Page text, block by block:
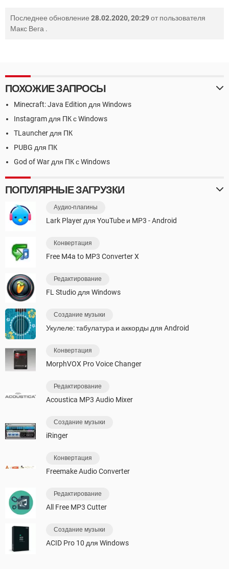
Последнее обновление 28.02.2020, 20:29от пользователя
Макс Вега .
ПОХОЖИЕ ЗАПРОСЫ
Minecraft: Java Edition для Windows
Instagram для ПК с Windows
TLauncher для ПК
PUBG для ПК
God of War для ПК с Windows
ПОПУЛЯРНЫЕ ЗАГРУЗКИ
Аудио-плагины
Lark Player для YouTube и MP3 - Android
Конвертация
Free M4a to MP3 Converter X
Редактирование
FL Studio для Windows
Создание музыки
Укулеле: табулатура и аккорды для Android
Конвертация
MorphVOX Pro Voice Changer
Редактирование
Acoustica MP3 Audio Mixer
Создание музыки
iRinger
Конвертация
Freemake Audio Converter
Редактирование
All Free MP3 Cutter
Создание музыки
ACID Pro 10 для Windows